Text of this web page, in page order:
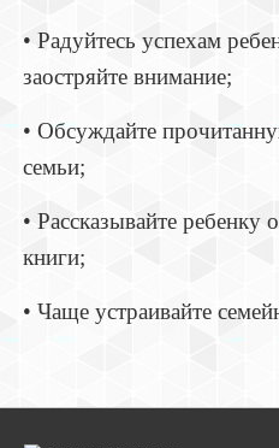
• Радуйтесь успехам
заостряйте внимание;
• Обсуждайте
семьи;
• Рассказывайте ребенку
книги;
• Чаще устраивайте